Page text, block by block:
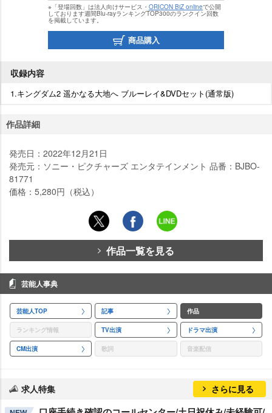
※「登場回数」は法人向けサービス・ ORICON BiZ onlineで公開
しております週間Blu-rayランキングTOP300のランクイン回数
を掲載しています。
商品購入
収録内容
1.キングダム2 遥かなる大地へ ブルーレイ&DVDセット(通常版)
作品詳細
発売日：2022年12月21日
発売元：ソニー・ピクチャーズ エンタテインメント 品番：BJBO-
81771
価格：5,280円（税込）
作品一覧を見る
芸能人事典
芸能人TOP 記事 作品
ランキング情報 TV出演 ドラマ出演
CM出演 歌詞 音楽配信
求人特集 さらに見る